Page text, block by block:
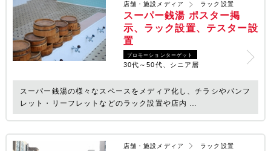
店舗・施設メディア ラック設置
スーパー銭湯 ポスター掲
示、ラック設置、テスター設
置
プロモーションターゲット
30代～50代、シニア層
スーパー銭湯の様々なスペースをメディア化し、チラシやパンフ
レット・リーフレットなどのラック設置や店内 …
店舗・施設メディア ラック設置